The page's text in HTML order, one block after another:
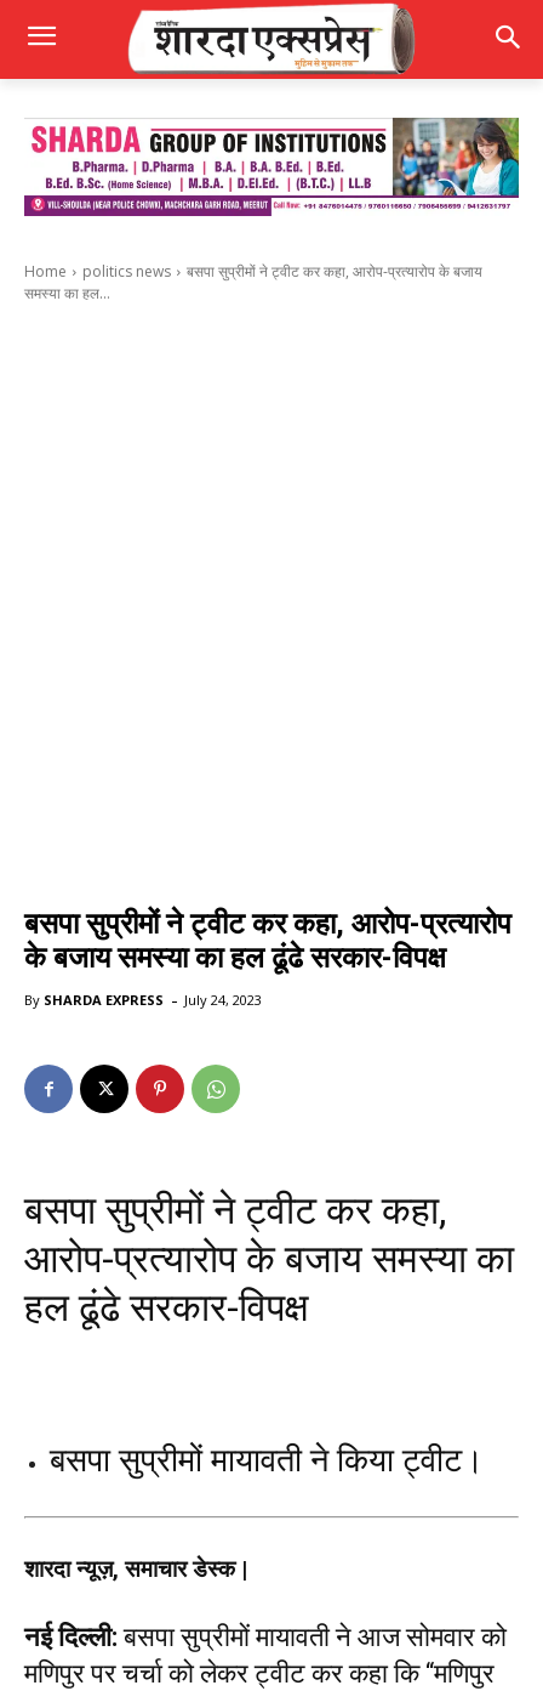
Home politics news
बसपा सुप्रीमों ने ट्वीट कर कहा, आरोप-प्रत्यारोप के बजाय
समस्या का हल...
बसपा सुप्रीमों ने ट्वीट कर कहा, आरोप-प्रत्यारोप
के बजाय समस्या का हल ढूंढे सरकार-विपक्ष
By SHARDA EXPRESS - July 24, 2023
बसपा सुप्रीमों ने ट्वीट कर कहा,
आरोप-प्रत्यारोप के बजाय समस्या का
हल ढूंढे सरकार-विपक्ष
बसपा सुप्रीमों मायावती ने किया ट्वीट।
शारदा न्यूज़, समाचार डेस्क |
नई दिल्ली: बसपा सुप्रीमों मायावती ने आज सोमवार को
मणिपुर पर चर्चा को लेकर ट्वीट कर कहा कि “मणिपुर